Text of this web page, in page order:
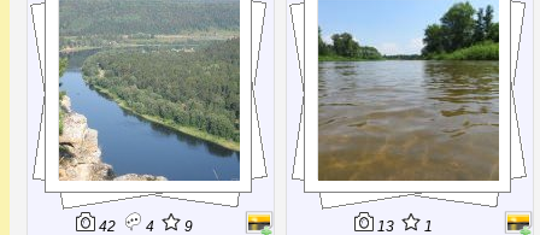
42 4 9 13 1